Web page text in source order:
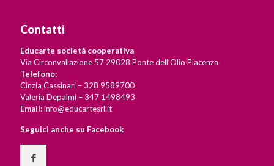
Contatti
Educarte società cooperativa
Via Circonvallazione 57 29028 Ponte dell’Olio Piacenza
Telefono:
Cinzia Cassinari – 328 9589700
Valeria Depalmi – 347 1498493
Email:info@educartesrl.it
Seguici anche su Facebook